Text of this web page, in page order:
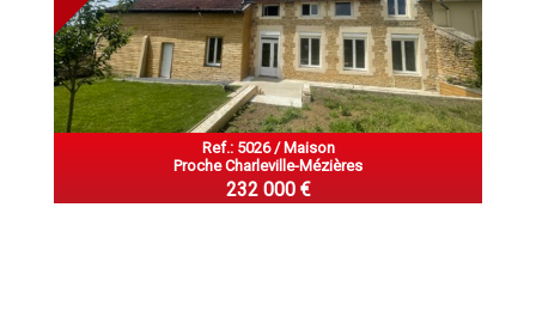
Ref.: 5026 / Maison
Proche Charleville-Mézières
232 000 €